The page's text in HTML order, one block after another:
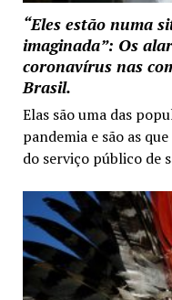
“Eles estão numa
imaginada”: Os
coronavírus nas
Brasil.
Elas são uma das
pandemia e são as
do serviço público de